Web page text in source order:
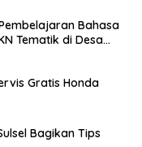
Bahasa
Tematik di Desa
Gratis Honda
Bagikan Tips